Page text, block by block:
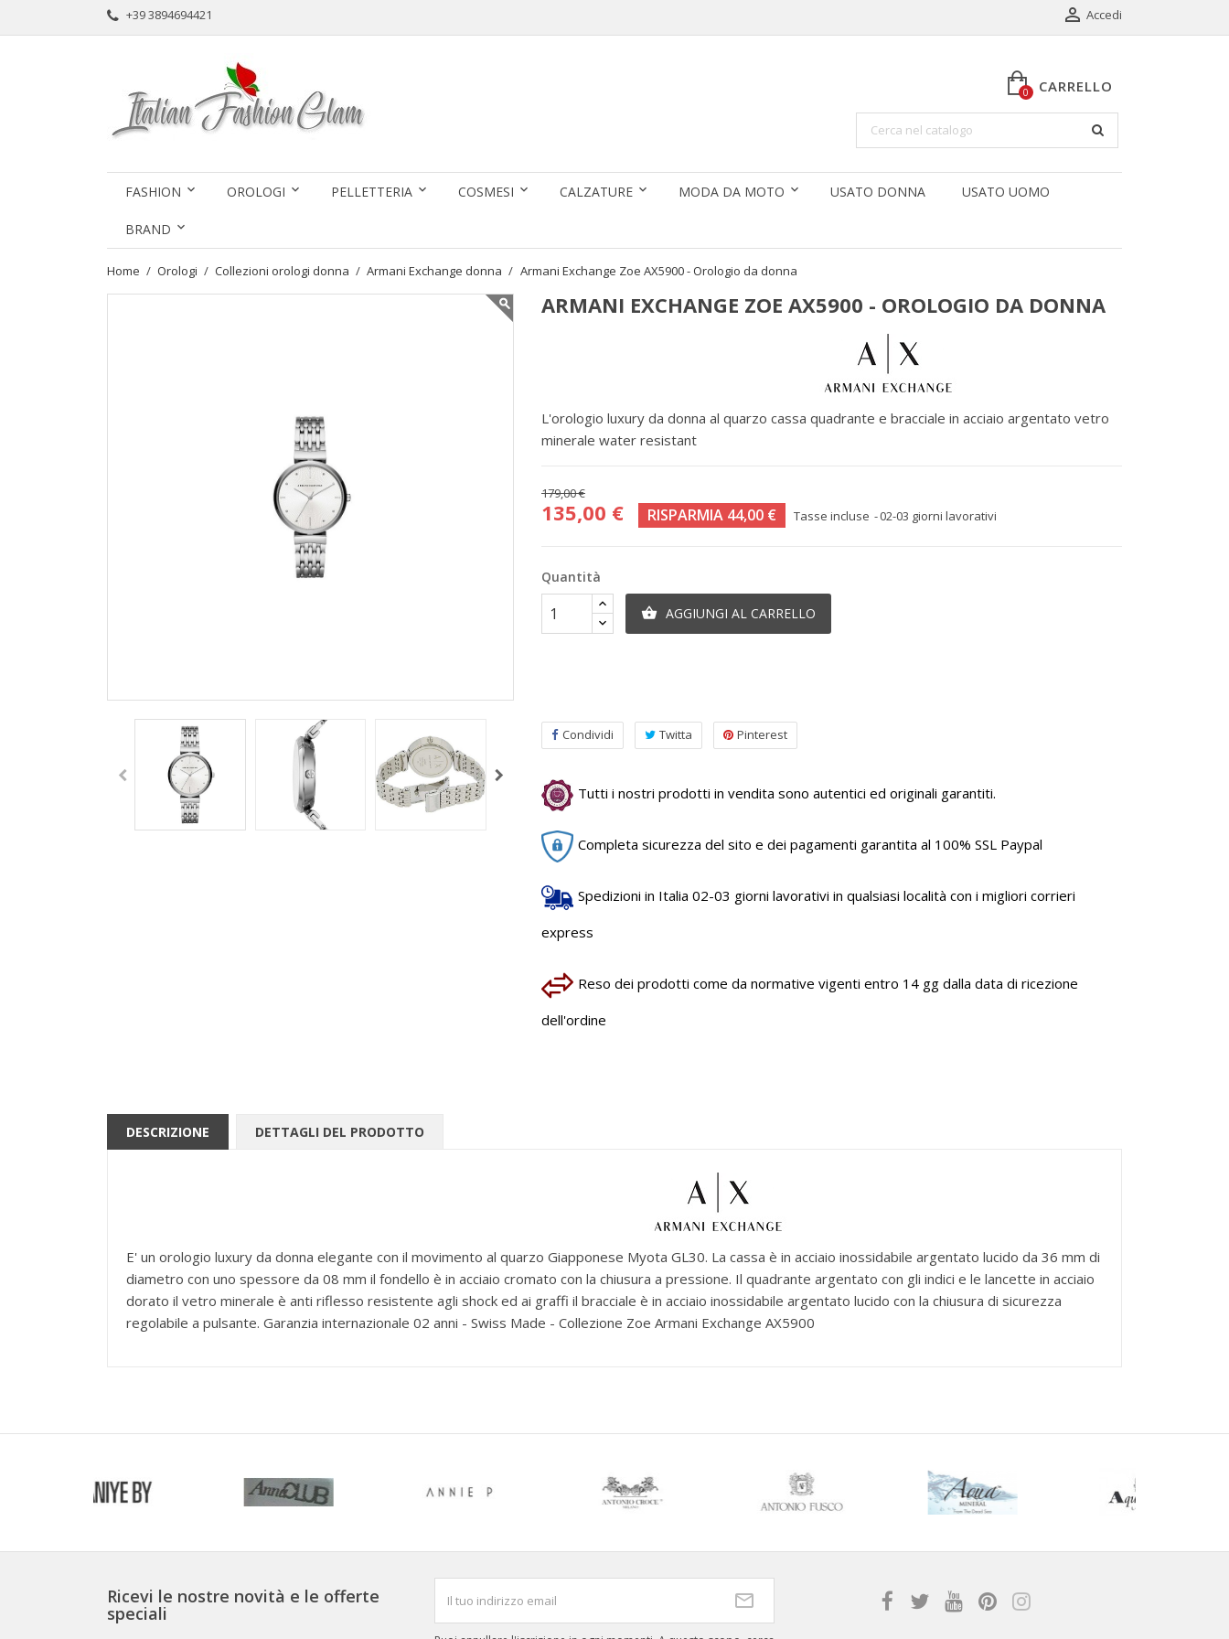
+39 3894694421  Accedi
CARRELLO
0
FASHION OROLOGI PELLETTERIA COSMESI CALZATURE MODA DA MOTO USATO DONNA USATO UOMO
BRAND
Home Orologi Collezioni orologi donna Armani Exchange donna Armani Exchange Zoe AX5900 - Orologio da donna
ARMANI EXCHANGE ZOE AX5900 - OROLOGIO DA DONNA
L'orologio luxury da donna al quarzo cassa quadrante e bracciale in acciaio argentato vetro
minerale water resistant
179,00 €
135,00 € RISPARMIA 44,00 € Tasse incluse 02-03 giorni lavorativi
Quantità
 AGGIUNGI AL CARRELLO
Condividi Twitta Pinterest
Tutti i nostri prodotti in vendita sono autentici ed originali garantiti.
Completa sicurezza del sito e dei pagamenti garantita al 100% SSL Paypal
Spedizioni in Italia 02-03 giorni lavorativi in qualsiasi località con i migliori corrieri
express
Reso dei prodotti come da normative vigenti entro 14 gg dalla data di ricezione
dell'ordine
DESCRIZIONE DETTAGLI DEL PRODOTTO
E' un orologio luxury da donna elegante con il movimento al quarzo Giapponese Myota GL30. La cassa è in acciaio inossidabile argentato lucido da 36 mm di
diametro con uno spessore da 08 mm il fondello è in acciaio cromato con la chiusura a pressione. Il quadrante argentato con gli indici e le lancette in acciaio
dorato il vetro minerale è anti riflesso resistente agli shock ed ai graffi il bracciale è in acciaio inossidabile argentato lucido con la chiusura di sicurezza
regolabile a pulsante. Garanzia internazionale 02 anni - Swiss Made - Collezione Zoe Armani Exchange AX5900
Ricevi le nostre novità e le offerte
speciali